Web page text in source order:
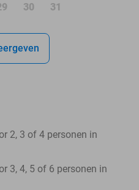
30 31
2, 3 of 4 personen in
3, 4, 5 of 6 personen in